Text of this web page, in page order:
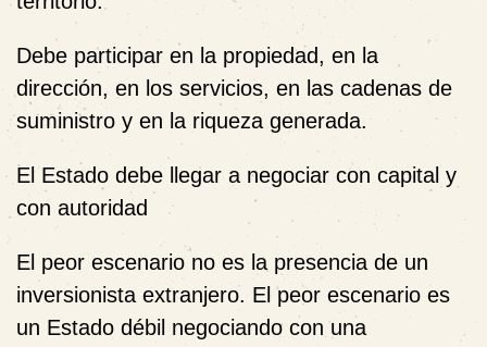
Debe participar en la propiedad, en la
dirección, en los servicios, en las cadenas de
suministro y en la riqueza generada.
El Estado debe llegar a negociar con capital y
con autoridad
El peor escenario no es la presencia de un
inversionista extranjero. El peor escenario es
un Estado débil negociando con una